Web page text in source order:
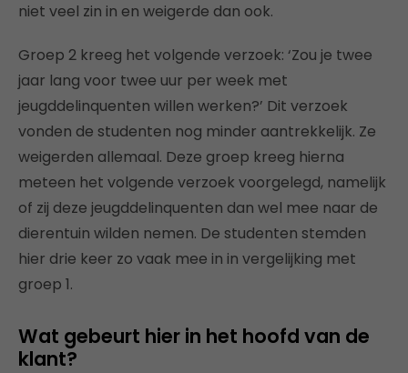
niet veel zin in en weigerde dan ook.
Groep 2 kreeg het volgende verzoek: ‘Zou je twee
jaar lang voor twee uur per week met
jeugddelinquenten willen werken?’ Dit verzoek
vonden de studenten nog minder aantrekkelijk. Ze
weigerden allemaal. Deze groep kreeg hierna
meteen het volgende verzoek voorgelegd, namelijk
of zij deze jeugddelinquenten dan wel mee naar de
dierentuin wilden nemen. De studenten stemden
hier drie keer zo vaak mee in in vergelijking met
groep 1.
Wat gebeurt hier in het hoofd van de
klant?